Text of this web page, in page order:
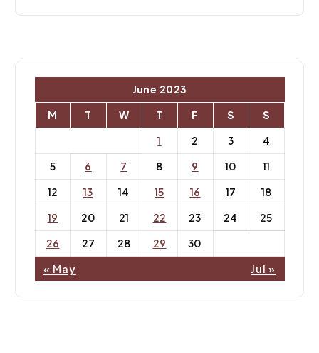
June 2023
M
T W T F S
S
1
2 3
4
5
6 7 8 9 10
11
12
13 14 15 16 17
18
19
20 21 22 23 24
25
26
27 28 29 30
« May Jul »